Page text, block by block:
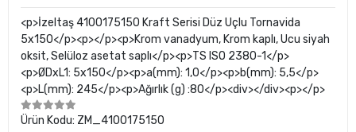
<p>İzeltaş 4100175150 Kraft Serisi Düz Uçlu Tornavida
5x150</p><p></p><p>Krom vanadyum, Krom kaplı, Ucu siyah
oksit, Selüloz asetat saplı</p><p>TS ISO 2380-1</p>
<p>ØDxL1: 5x150</p><p>a(mm): 1,0</p><p>b(mm): 5,5</p>
<p>L(mm): 245</p><p>Ağırlık (g) :80</p><div></div><p></p>
Ürün Kodu: ZM_4100175150